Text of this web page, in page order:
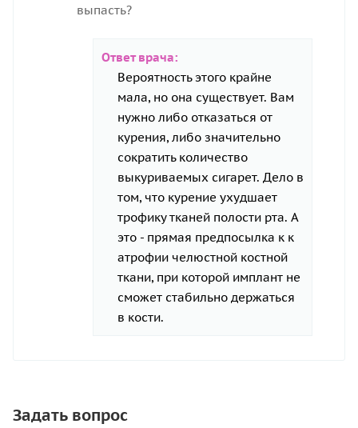
выпасть?
Ответ врача:
Вероятность этого крайне
мала, но она существует. Вам
нужно либо отказаться от
курения, либо значительно
сократить количество
выкуриваемых сигарет. Дело в
том, что курение ухудшает
трофику тканей полости рта. А
это - прямая предпосылка к к
атрофии челюстной костной
ткани, при которой имплант не
сможет стабильно держаться
в кости.
Задать вопрос